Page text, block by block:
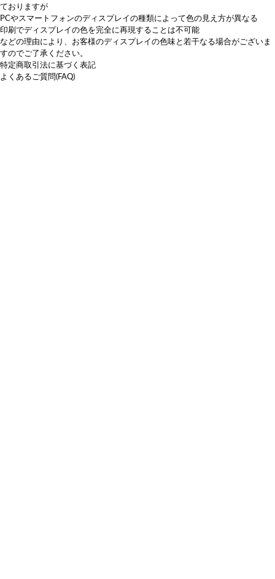
ておりますが
PCやスマートフォンのディスプレイの種類によって色の見え方が異なる
印刷でディスプレイの色を完全に再現することは不可能
などの理由により、お客様のディスプレイの色味と若干なる場合がございま
すのでご了承ください。
特定商取引法に基づく表記
よくあるご質問(FAQ)